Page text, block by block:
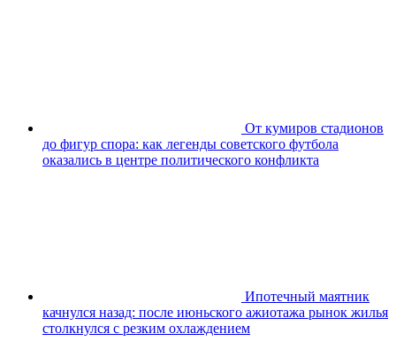
От кумиров стадионов
до фигур спора: как легенды советского футбола
оказались в центре политического конфликта
Ипотечный маятник
качнулся назад: после июньского ажиотажа рынок жилья
столкнулся с резким охлаждением